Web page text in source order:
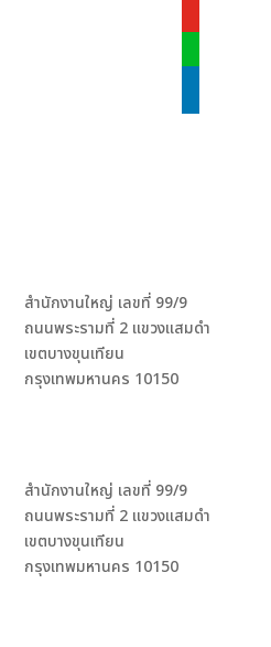
สำนักงานใหญ่ เลขที่ 99/9
ถนนพระรามที่ 2 แขวงแสมดำ
เขตบางขุนเทียน
กรุงเทพมหานคร 10150
สำนักงานใหญ่ เลขที่ 99/9
ถนนพระรามที่ 2 แขวงแสมดำ
เขตบางขุนเทียน
กรุงเทพมหานคร 10150